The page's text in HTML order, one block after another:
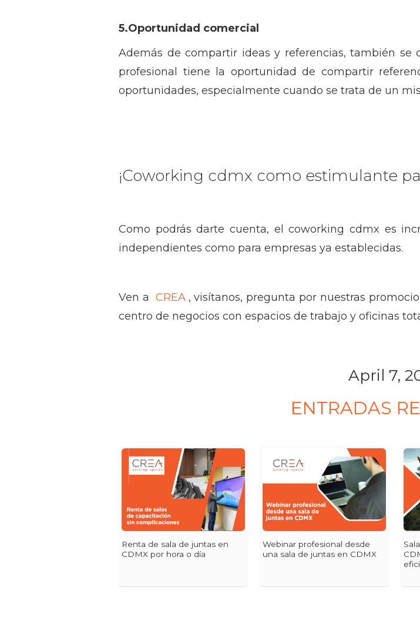
5.Oportunidad comercial
Además de compartir ideas y referencias, también se
profesional tiene la oportunidad de compartir
oportunidades, especialmente cuando se trata de un
¡Coworking cdmx como estimulante
Como podrás darte cuenta, el coworking cdmx es
independientes como para empresas ya establecidas.
Ven a CREA , visítanos, pregunta por nuestras
centro de negocios con espacios de trabajo y oficinas
April 7,
ENTRADAS
Renta de sala de juntas en
CDMX por hora o día
Webinar profesional desde
una sala de juntas en CDMX